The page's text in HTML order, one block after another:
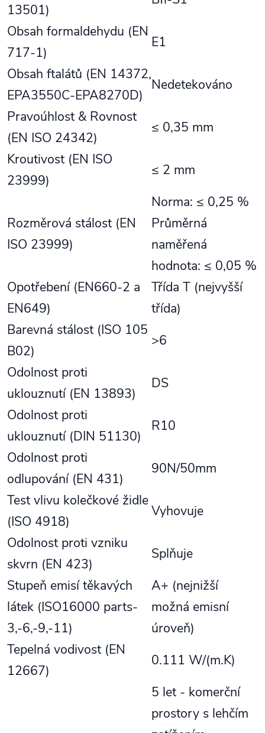
13501)
Obsah formaldehydu (EN
717-1)
E1
Obsah ftalátů (EN 14372,
EPA3550C-EPA8270D)
Nedetekováno
Pravoúhlost & Rovnost
(EN ISO 24342)
≤ 0,35 mm
Kroutivost (EN ISO
23999)
≤ 2 mm
Rozměrová stálost (EN
ISO 23999)
Norma: ≤ 0,25 %
Průměrná
naměřená
hodnota: ≤ 0,05 %
Opotřebení (EN660-2 a
EN649)
Třída T (nejvyšší
třída)
Barevná stálost (ISO 105
B02)
>6
Odolnost proti
uklouznutí (EN 13893)
DS
Odolnost proti
uklouznutí (DIN 51130)
R10
Odolnost proti
odlupování (EN 431)
90N/50mm
Test vlivu kolečkové židle
(ISO 4918)
Vyhovuje
Odolnost proti vzniku
skvrn (EN 423)
Splňuje
Stupeň emisí těkavých
látek (ISO16000 parts-
3,-6,-9,-11)
A+ (nejnižší
možná emisní
úroveň)
Tepelná vodivost (EN
12667)
0.111 W/(m.K)
5 let - komerční
prostory s lehčím